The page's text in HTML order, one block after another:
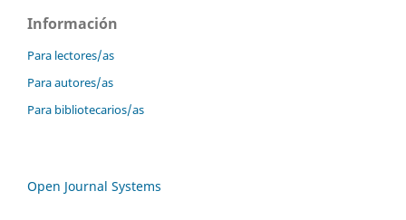
Información
Para lectores/as
Para autores/as
Para bibliotecarios/as
Open Journal Systems